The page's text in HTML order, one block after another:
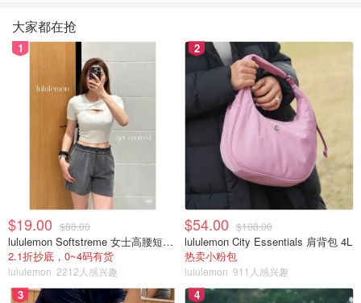
3. 中国新年表演——蒙特利尔华星（凤凰）艺
这是庆祝中国新年的活动，包括古典和民间舞蹈、歌唱、杂
技、民族音乐等等。 蒙特利尔华兴（凤凰）艺术团的一百
多位艺术家和一些国际知名的加拿大不同种族的专业舞者将
在这场演出中分享他们对东方艺术的热情。
快来迎接兔年，从这种独特的力量中汲取灵感吧！
地址：Salle Wilfrid-Pelletier Place des Arts
大家都在抢
1
$19.00 $88.00
lululemon Softstreme 女士高腰短裤 10cm
2.1折抄底，0~4码有货
lululemon 2212人感兴趣
2
$54.00 $108.00
lululemon City Essentials 肩背包 4L
热卖小粉包
lululemon 911人感兴趣
3 4